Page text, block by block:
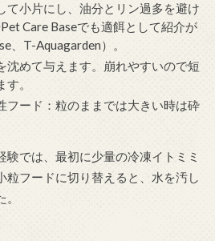
て小片にし、油分とリン過多を避け
Care Baseでも適餌として紹介が
、T-Aquagarden）。
沈めて与えます。崩れやすいので短
。
フード：粒のままでは大きい時は砕
験では、最初に少量の冷凍イトミミ
フードに切り替えると、水を汚し